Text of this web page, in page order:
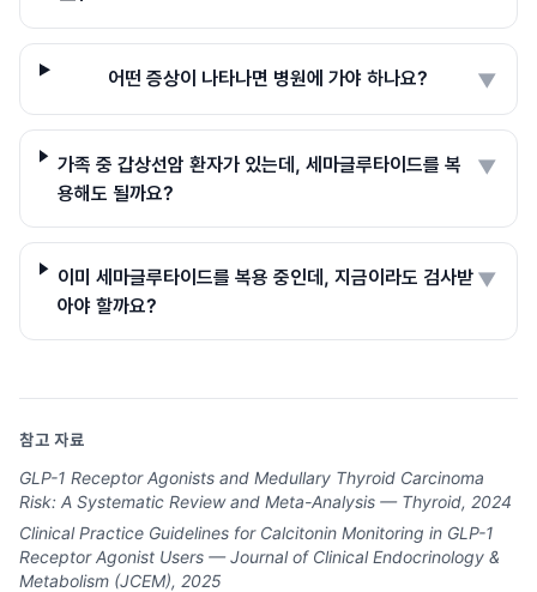
어떤 증상이 나타나면 병원에 가야 하나요? ▼
가족 중 갑상선암 환자가 있는데, 세마글루타이드를 복
용해도 될까요?
▼
이미 세마글루타이드를 복용 중인데, 지금이라도 검사받
아야 할까요?
▼
참고 자료
GLP-1 Receptor Agonists and Medullary Thyroid Carcinoma
Risk: A Systematic Review and Meta-Analysis — Thyroid, 2024
Clinical Practice Guidelines for Calcitonin Monitoring in GLP-1
Receptor Agonist Users — Journal of Clinical Endocrinology &
Metabolism (JCEM), 2025